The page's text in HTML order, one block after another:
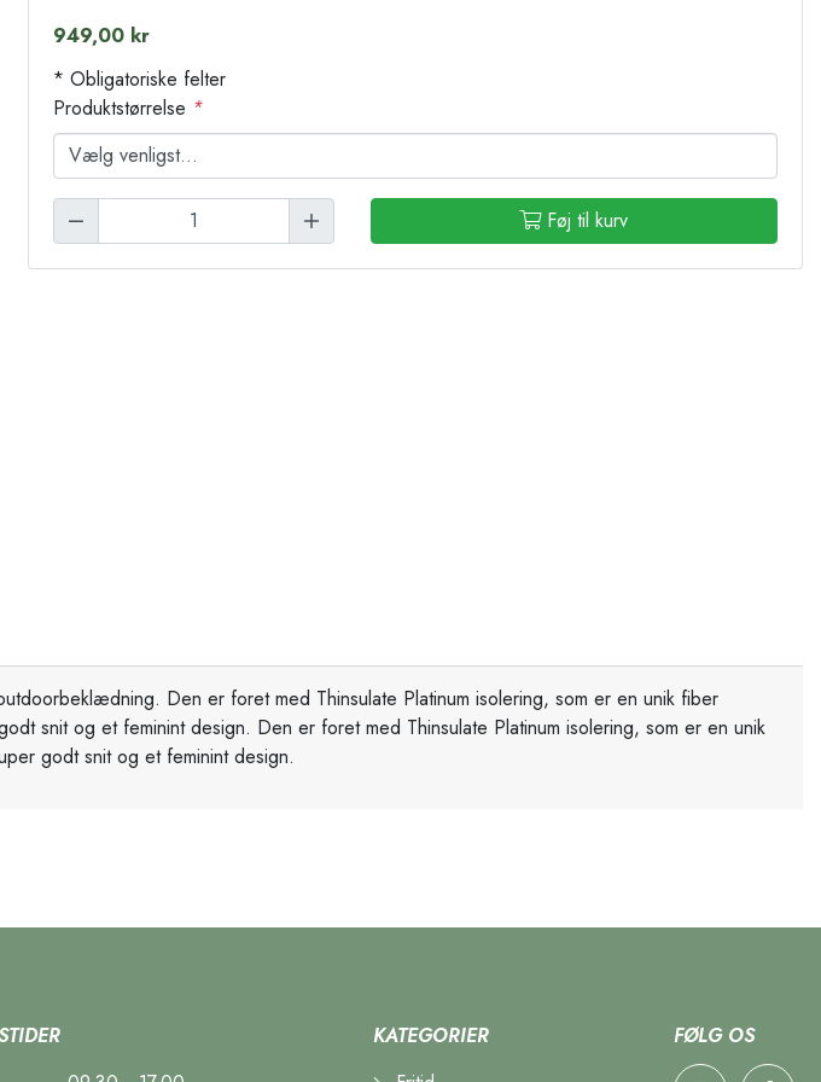
949,00 kr
* Obligatoriske felter
Produktstørrelse *
Føj til kurv
Den er foret med Thinsulate Platinum isolering, som er en unik fiber
snit og et feminint design. Den er foret med Thinsulate Platinum isolering, som er en unik
godt snit og et feminint design.
KATEGORIER
FØLG OS